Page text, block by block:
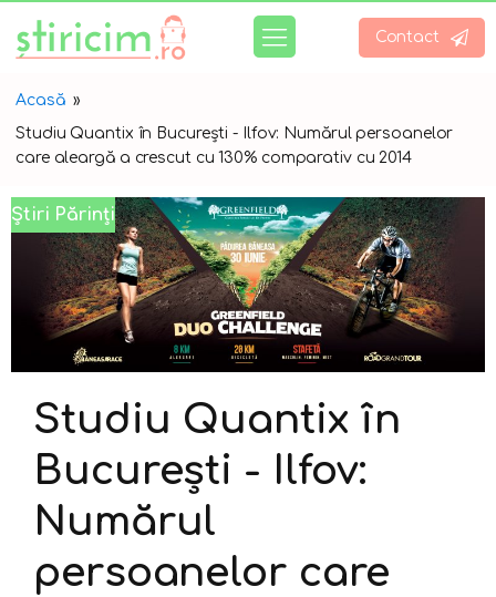
Contact
Acasă »
Studiu Quantix în București - Ilfov: Numărul persoanelor
care aleargă a crescut cu 130% comparativ cu 2014
Știri Părinți
Studiu Quantix în
București - Ilfov:
Numărul
persoanelor care